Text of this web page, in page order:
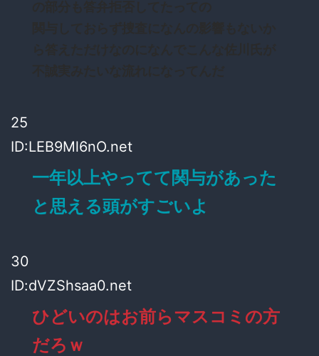
25
ID:LEB9Ml6nO.net
一年以上やってて関与があった
と思える頭がすごいよ
30
ID:dVZShsaa0.net
ひどいのはお前らマスコミの方
だろｗ